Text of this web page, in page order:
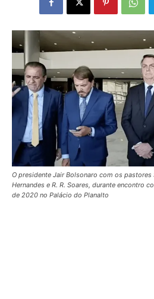
O presidente Jair Bolsonaro com os pastores
Hernandes e R. R. Soares, durante encontro
de 2020 no Palácio do Planalto